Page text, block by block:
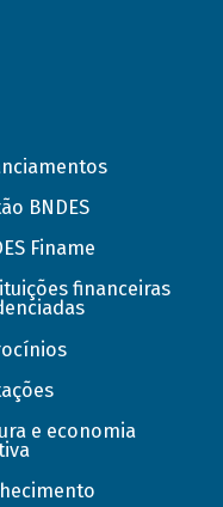
BNDES
Finame
financeiras
e economia